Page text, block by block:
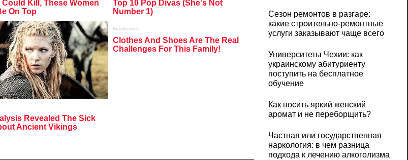
Сезон ремонтов в разгаре:
какие строительно-ремонтные
услуги заказывают чаще всего
Университеты Чехии: как
украинскому абитуриенту
поступить на бесплатное
обучение
Как носить яркий женский
аромат и не переборщить?
Частная или государственная
наркология: в чем разница
подхода к лечению алкоголизма